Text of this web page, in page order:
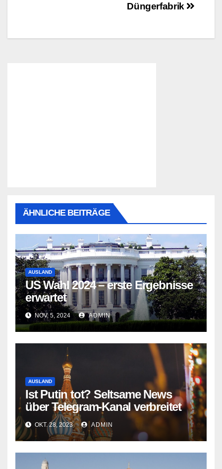
Düngerfabrik
ÄHNLICHE BEITRÄGE
AUSLAND
US Wahl 2024 – erste Ergebnisse
erwartet
NOV. 5, 2024 ADMIN
AUSLAND
Ist Putin tot? Seltsame News
über Telegram-Kanal verbreitet
OKT. 28, 2023 ADMIN